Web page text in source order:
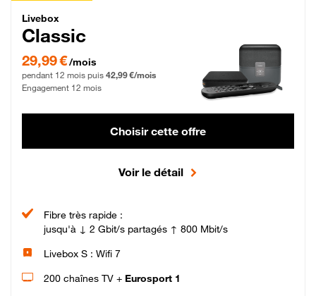
Livebox Classic Fibre
Livebox
Classic
29,99 € par mois pendant 12 mois puis 42,99 € par mois, Engagement 12 mois
29,99 €/mois
pendant 12 mois puis 42,99 €/mois
Engagement 12 mois
Choisir cette offre
Voir le détail
Fibre très rapide :
jusqu'à ↓ 2 Gbit/s partagés ↑ 800 Mbit/s
Livebox S : Wifi 7
200 chaînes TV + Eurosport 1